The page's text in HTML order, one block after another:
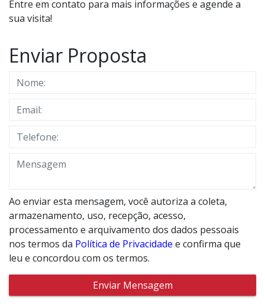
Entre em contato para mais informações e agende a
sua visita!
Enviar Proposta
Ao enviar esta mensagem, você autoriza a coleta,
armazenamento, uso, recepção, acesso,
processamento e arquivamento dos dados pessoais
nos termos da Política de Privacidade e confirma que
leu e concordou com os termos.
Enviar Mensagem